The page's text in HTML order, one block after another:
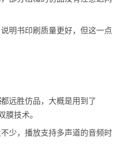
明书印刷质量更好，但这一点
都远胜仿品，大概是用到了
膜技术。
少，播放支持多声道的音频时